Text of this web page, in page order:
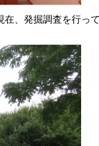
、発掘調査を行っ